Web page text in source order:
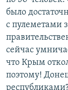
было
с пулеметами
сейчас
что Крым
поэтому!